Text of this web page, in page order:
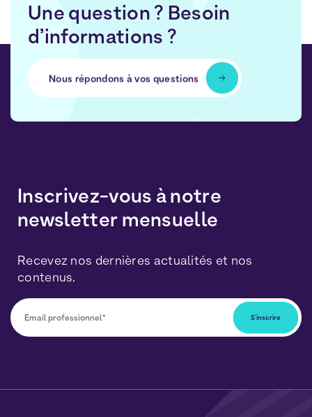
Une question ? Besoin
d’informations ?
Nous répondons à vos questions
Inscrivez-vous à notre
newsletter mensuelle
Recevez nos dernières actualités et nos
contenus.
données seront traitées conformément à notre
et deCookies